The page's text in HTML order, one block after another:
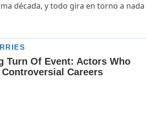
década, y todo gira en torno a nada